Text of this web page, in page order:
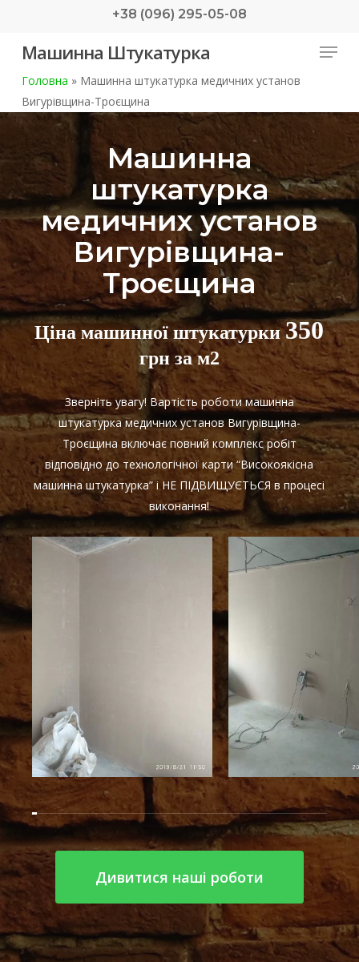
main
+38 (096) 295-05-08
Машинна Штукатурка Menu
Головна »Машинна штукатурка медичних установ
Вигурівщина-Троєщина
Машинна
штукатурка
медичних установ
Вигурівщина-
Троєщина
Ціна машинної штукатурки350
грн за м2
Зверніть увагу! Вартість роботи машинна
штукатурка медичних установ Вигурівщина-
Троєщина включає повний комплекс робіт
відповідно до технологічної карти “Високоякісна
машинна штукатурка” і НЕ ПІДВИЩУЄТЬСЯ в процесі
виконання!
Дивитися наші роботи